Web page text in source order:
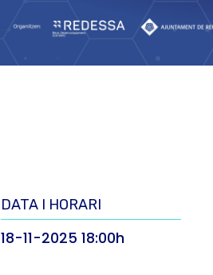
DATA I HORARI
18-11-2025 18:00h